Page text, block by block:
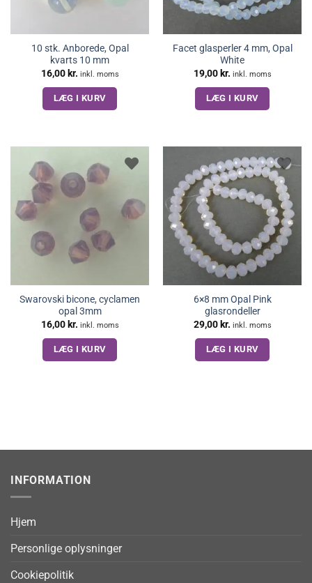
10 stk. Anborede, Opal
kvarts 10 mm
16,00 kr. inkl. moms
LÆG I KURV
Facet glasperler 4 mm, Opal
White
19,00 kr. inkl. moms
LÆG I KURV
Swarovski bicone, cyclamen
opal 3mm
16,00 kr. inkl. moms
LÆG I KURV
6×8 mm Opal Pink
glasrondeller
29,00 kr. inkl. moms
LÆG I KURV
INFORMATION
Hjem
Personlige oplysninger
Cookiepolitik